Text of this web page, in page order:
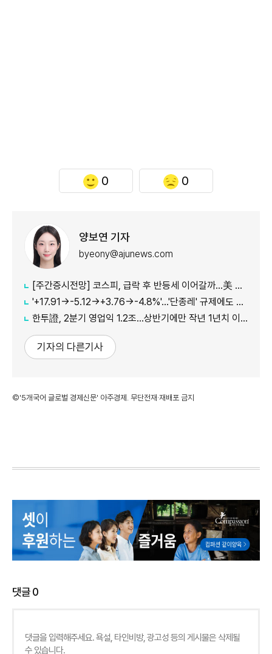
0 0
양보연 기자
byeony@ajunews.com
[주간증시전망] 코스피, 급락 후 반등세 이어갈까…美 CPI·외국인 수급 '촉각'
'+17.91→-5.12→+3.76→-4.8%'…'단종레' 규제에도 여전히 롤러코스터 타는 코스피
한투證, 2분기 영업익 1.2조…상반기에만 작년 1년치 이익만큼 벌었다
기자의 다른기사
©'5개국어 글로벌 경제신문' 아주경제. 무단전재·재배포 금지
댓글0